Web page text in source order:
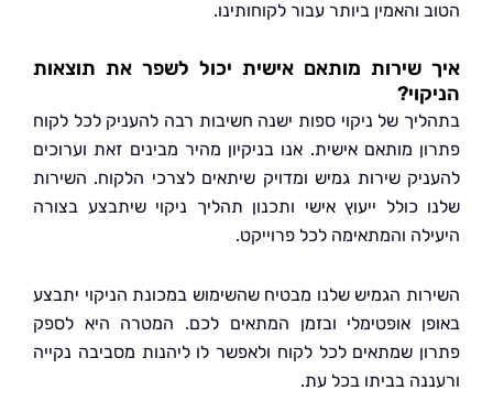
והאמין ביותר עבור לקוחותינו.
שירות מותאם אישית יכול לשפר את תוצאות
של ניקוי ספות ישנה חשיבות רבה להעניק לכל לקוח
מותאם אישית. אנו בניקיון מהיר מבינים זאת וערוכים
שירות גמיש ומדויק שיתאים לצרכי הלקוח. השירות
כולל ייעוץ אישי ותכנון תהליך ניקוי שיתבצע בצורה
והמתאימה לכל פרוייקט.
הגמיש שלנו מבטיח שהשימוש במכונת הניקוי יתבצע
אופטימלי ובזמן המתאים לכם. המטרה היא לספק
שמתאים לכל לקוח ולאפשר לו ליהנות מסביבה נקייה
בביתו בכל עת.